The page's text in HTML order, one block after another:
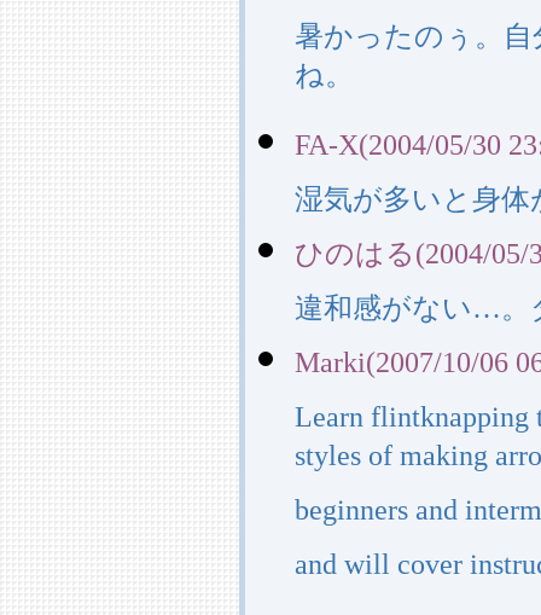
暑かったのぅ。
ね。
FA-X(2004/05/30
湿気が多いと身
ひのはる(2004/05/
違和感がない…。
Marki(2007/10/06
Learn flintknapping
styles of making
beginners and
and will cover